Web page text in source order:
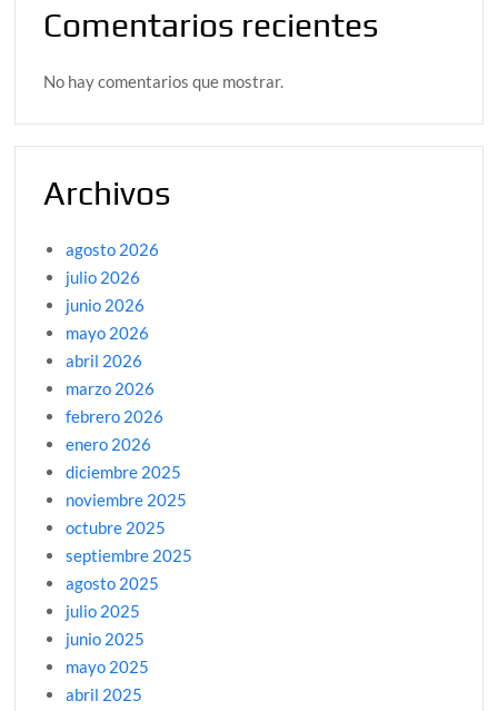
Comentarios recientes
No hay comentarios que mostrar.
Archivos
agosto 2026
julio 2026
junio 2026
mayo 2026
abril 2026
marzo 2026
febrero 2026
enero 2026
diciembre 2025
noviembre 2025
octubre 2025
septiembre 2025
agosto 2025
julio 2025
junio 2025
mayo 2025
abril 2025